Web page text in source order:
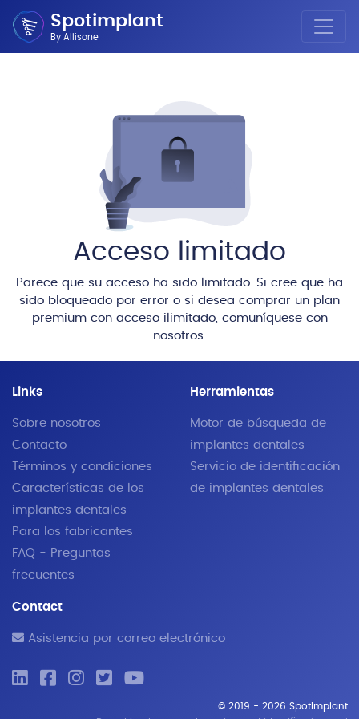
Spotimplant
By Allisone
Acceso limitado
Parece que su acceso ha sido limitado. Si cree que ha
sido bloqueado por error o si desea comprar un plan
premium con acceso ilimitado, comuníquese con
nosotros.
Links
Sobre nosotros
Contacto
Términos y condiciones
Características de los
implantes dentales
Para los fabricantes
FAQ - Preguntas
frecuentes
Herramientas
Motor de búsqueda de
implantes dentales
Servicio de identificación
de implantes dentales
Contact
Asistencia por correo electrónico
© 2019 - 2026 SpotImplant